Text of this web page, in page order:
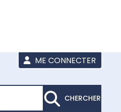
ME CONNECTER
CHERCHER